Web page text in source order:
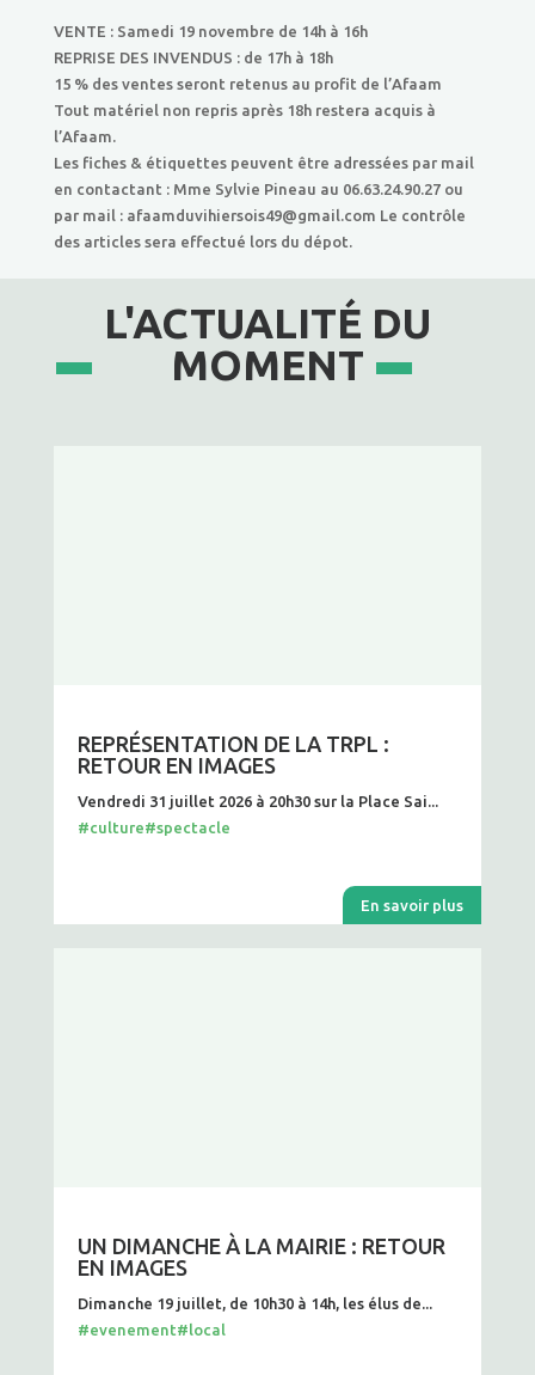
VENTE : Samedi 19 novembre de 14h à 16h
REPRISE DES INVENDUS : de 17h à 18h
15 % des ventes seront retenus au profit de l’Afaam
Tout matériel non repris après 18h restera acquis à
l’Afaam.
Les fiches & étiquettes peuvent être adressées par mail
en contactant : Mme Sylvie Pineau au 06.63.24.90.27 ou
par mail : afaamduvihiersois49@gmail.com Le contrôle
des articles sera effectué lors du dépot.
L'ACTUALITÉ DU
MOMENT
REPRÉSENTATION DE LA TRPL :
RETOUR EN IMAGES
Vendredi 31 juillet 2026 à 20h30 sur la Place Sai...
#culture#spectacle
En savoir plus
UN DIMANCHE À LA MAIRIE : RETOUR
EN IMAGES
Dimanche 19 juillet, de 10h30 à 14h, les élus de...
#evenement#local